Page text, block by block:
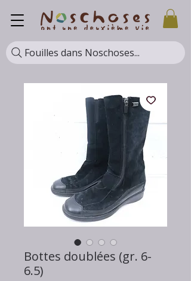
Fouilles dans Noschoses...
Bottes doublées (gr. 6-
6.5)